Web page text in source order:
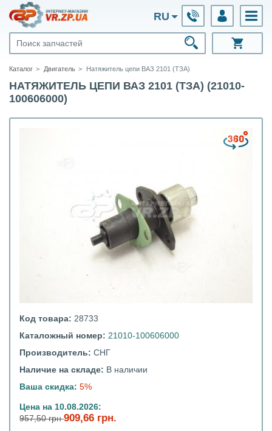
RU
Каталог Двигатель Натяжитель цепи ВАЗ 2101 (ТЗА)
НАТЯЖИТЕЛЬ ЦЕПИ ВАЗ 2101 (ТЗА) (21010-
100606000)
Код товара: 28733
Каталожный номер: 21010-100606000
Производитель: СНГ
Наличие на складе: В наличии
Ваша скидка: 5%
Цена на 10.08.2026:
957,50 грн909,66 грн.